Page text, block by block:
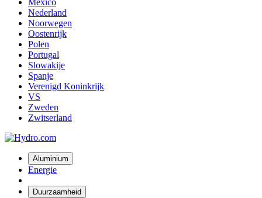
Mexico
Nederland
Noorwegen
Oostenrijk
Polen
Portugal
Slowakije
Spanje
Verenigd Koninkrijk
VS
Zweden
Zwitserland
Aluminium
Energie
Duurzaamheid